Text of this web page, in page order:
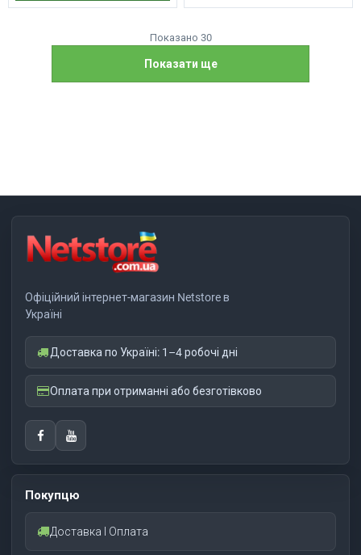
Показано 30
Показати ще
Офіційний інтернет-магазин Netstore в
Україні
Доставка по Україні: 1–4 робочі дні
Оплата при отриманні або безготівково
Покупцю
Доставка І Оплата